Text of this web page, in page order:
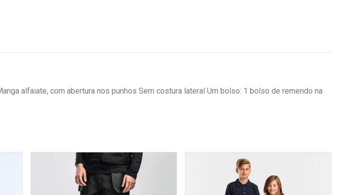
alfaiate, com abertura nos punhos Sem costura lateral Um bolso: 1 bolso de remendo na